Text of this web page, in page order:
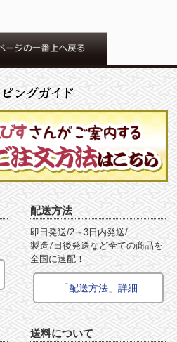
配送方法
即日発送/2～3日内発送/
製造7日後発送など全ての商品を
全国に速配！
「配送方法」詳細
送料について